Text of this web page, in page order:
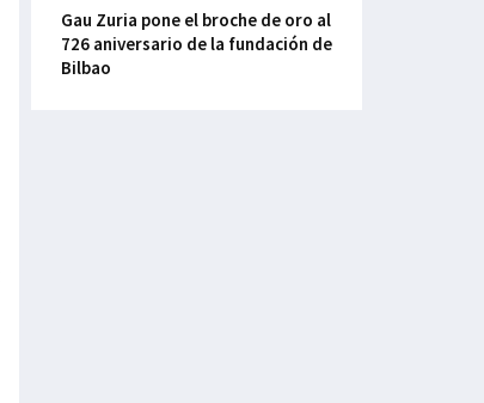
Gau Zuria pone el broche de oro al
726 aniversario de la fundación de
Bilbao